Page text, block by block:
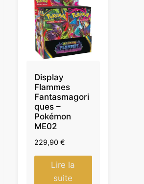
Display
Flammes
Fantasmagori
ques –
Pokémon
ME02
229,90 €
Lire la
suite